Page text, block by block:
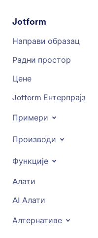
Jotform
Направи образац
Радни простор
Цене
Jotform Ентерпрајз
Примери
Производи
Функције
Aлати
AI Алати
Алтернативе